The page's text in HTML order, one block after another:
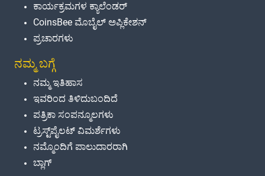
ಕಾರ್ಯಕ್ರಮಗಳ ಕ್ಯಾಲೆಂಡರ್
CoinsBee ಮೊಬೈಲ್ ಅಪ್ಲಿಕೇಶನ್
ಪ್ರಚಾರಗಳು
ನಮ್ಮ ಬಗ್ಗೆ
ನಮ್ಮ ಇತಿಹಾಸ
ಇವರಿಂದ ತಿಳಿದುಬಂದಿದೆ
ಪತ್ರಿಕಾ ಸಂಪನ್ಮೂಲಗಳು
ಟ್ರಸ್ಟ್‌ಪೈಲಟ್ ವಿಮರ್ಶೆಗಳು
ನಮ್ಮೊಂದಿಗೆ ಪಾಲುದಾರರಾಗಿ
ಬ್ಲಾಗ್